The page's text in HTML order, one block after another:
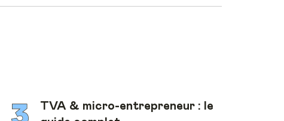
TVA & micro-entrepreneur : le